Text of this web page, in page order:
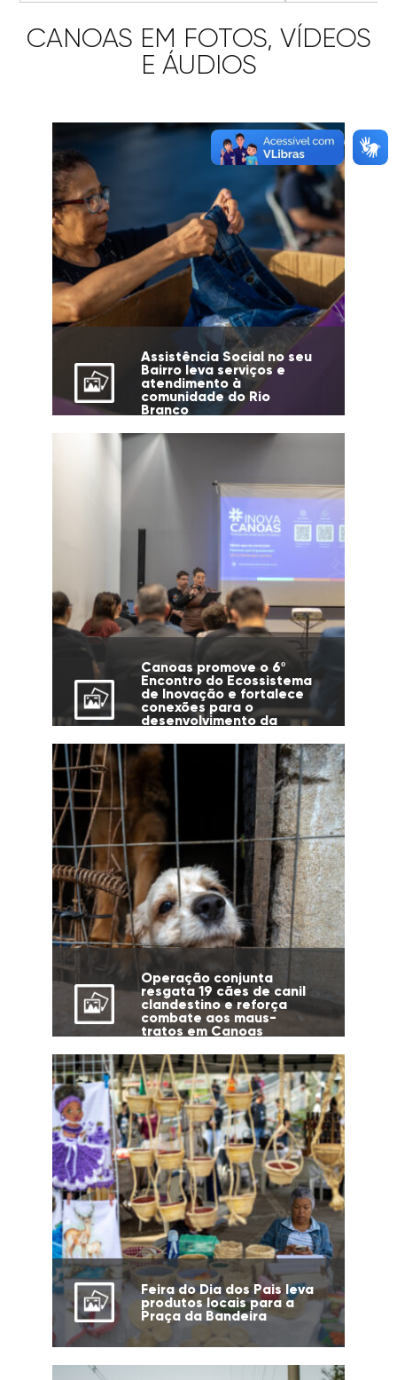
CANOAS EM FOTOS, VÍDEOS
E ÁUDIOS
Assistência Social no seu
Bairro leva serviços e
atendimento à
comunidade do Rio
Branco
Canoas promove o 6º
Encontro do Ecossistema
de Inovação e fortalece
conexões para o
desenvolvimento da
Operação conjunta
resgata 19 cães de canil
clandestino e reforça
combate aos maus-
tratos em Canoas
Feira do Dia dos Pais leva
produtos locais para a
Praça da Bandeira